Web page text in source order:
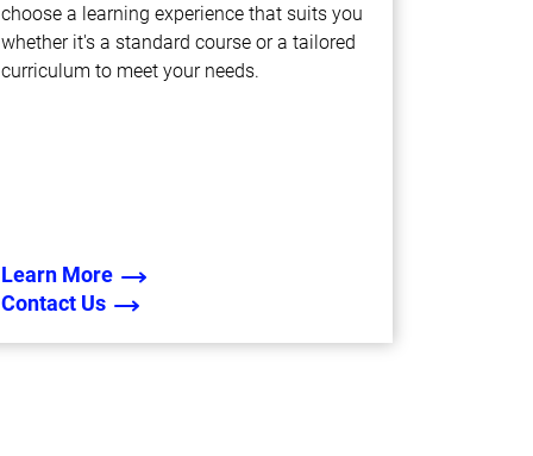
choose a learning experience that suits you
whether it's a standard course or a tailored
curriculum to meet your needs.
Learn More
Contact Us